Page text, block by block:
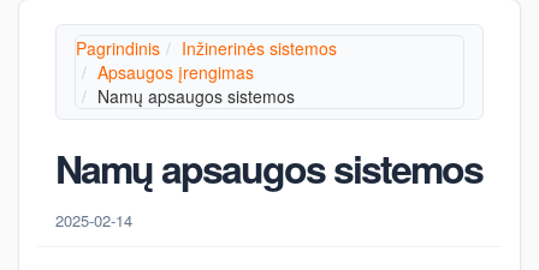
Pagrindinis
Inžinerinės sistemos
Apsaugos įrengimas
Namų apsaugos sistemos
Namų apsaugos sistemos
2025-02-14